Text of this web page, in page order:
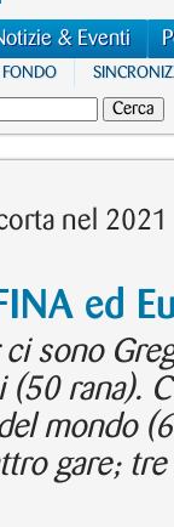
& Eventi
FONDO
nel
ed
sono
rana).
mondo
gare;